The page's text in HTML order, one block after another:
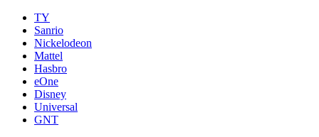
TY
Sanrio
Nickelodeon
Mattel
Hasbro
eOne
Disney
Universal
GNT